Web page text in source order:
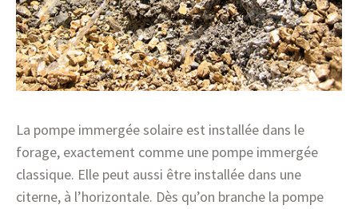
La pompe immergée solaire est installée dans le
forage, exactement comme une pompe immergée
classique. Elle peut aussi être installée dans une
citerne, à l’horizontale. Dès qu’on branche la pompe